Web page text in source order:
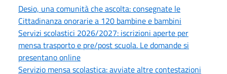
Desio, una comunità che ascolta: consegnate le
Cittadinanza onorarie a 120 bambine e bambini
Servizi scolastici 2026/2027: iscrizioni aperte per
mensa trasporto e pre/post scuola. Le domande si
presentano online
Servizio mensa scolastica: avviate altre contestazioni